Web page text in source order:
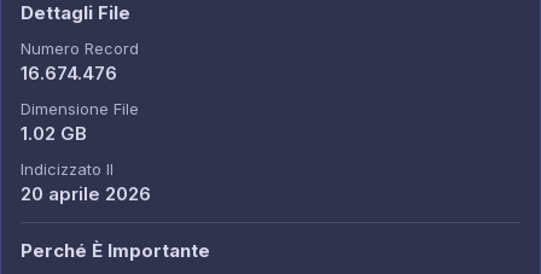
Dettagli File
Numero Record
16.674.476
Dimensione File
1.02 GB
Indicizzato Il
20 aprile 2026
Perché È Importante